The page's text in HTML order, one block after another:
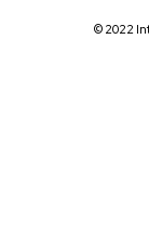
© 2022